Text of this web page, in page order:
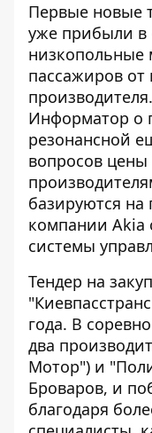
Первые новые
уже прибыли в
пассажиров от
Информатор о
резонансной
вопросов
базируются на
компании Akia
системы
Тендер на
года. В
два
Мотор") и
Броваров, и
благодаря